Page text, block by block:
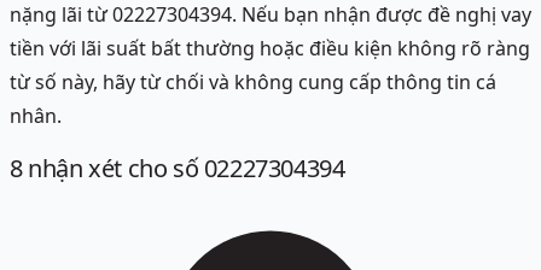
nặng lãi từ 02227304394. Nếu bạn nhận được đề nghị vay
tiền với lãi suất bất thường hoặc điều kiện không rõ ràng
từ số này, hãy từ chối và không cung cấp thông tin cá
nhân.
8nhận xét cho số 02227304394